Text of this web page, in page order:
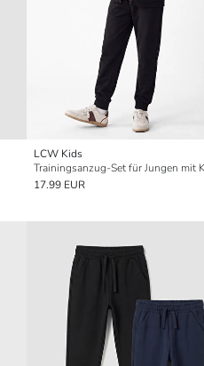
LCW Kids
Trainingsanzug-Set für Jungen mit
17.99 EUR